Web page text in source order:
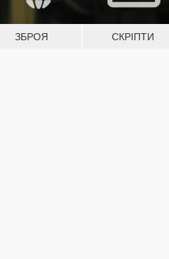
ЗБРОЯ СКРІПТИ